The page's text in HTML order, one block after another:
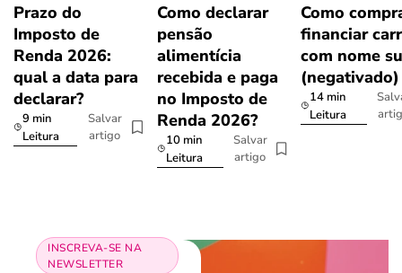
Prazo do
Imposto de
Renda 2026:
qual a data para
declarar?
9 min
Leitura
Salvar
artigo
Como declarar
pensão
alimentícia
recebida e paga
no Imposto de
Renda 2026?
10 min
Leitura
Salvar
artigo
Como
financiar
com nome
(negativado)
14 min
Leitura
INSCREVA-SE NA
NEWSLETTER